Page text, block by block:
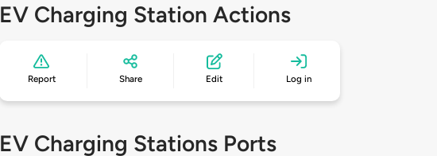
EV Charging Station Actions
Report Share Edit Log in
EV Charging Stations Ports